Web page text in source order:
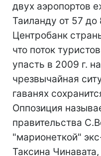
двух аэропортов
Таиланду от 57
Центробанк
что поток
упасть в 2009 г.
чрезвычайная
гаванях
Оппозиция
правительства
"марионеткой"
Таксина